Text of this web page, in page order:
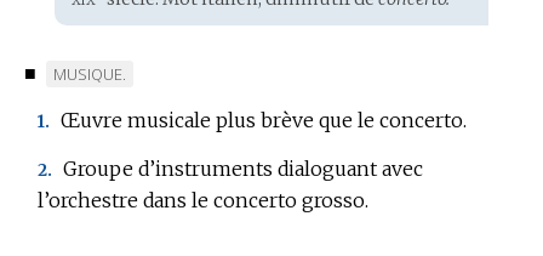
:
■
MARQUE
DOMAINE
MUSIQUE.
1. Œuvre musicale plus brève que le concerto.
2. Groupe d’instruments dialoguant avec
l’orchestre dans le concerto grosso.